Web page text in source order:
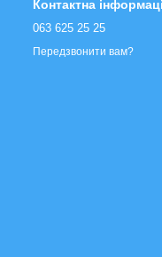
Контактна
063 625 25 25
Передзвонити вам?